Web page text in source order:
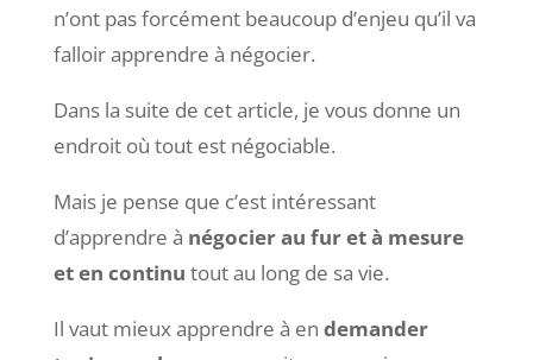
n’ont pas forcément beaucoup d’enjeu qu’il va
falloir apprendre à négocier.
Dans la suite de cet article, je vous donne un
endroit où tout est négociable.
Mais je pense que c’est intéressant
d’apprendre à négocier au fur et à mesure
et en continu tout au long de sa vie.
Il vaut mieux apprendre à en demander